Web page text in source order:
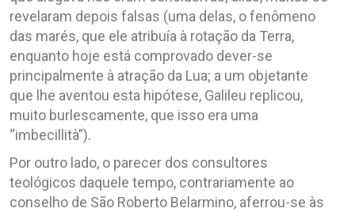
revelaram depois falsas (uma delas, o fenômeno
das marés, que ele atribuía à rotação da Terra,
enquanto hoje está comprovado dever-se
principalmente à atração da Lua; a um objetante
que lhe aventou esta hipótese, Galileu replicou,
muito burlescamente, que isso era uma
“imbecillità”).
Por outro lado, o parecer dos consultores
teológicos daquele tempo, contrariamente ao
conselho de São Roberto Belarmino, aferrou-se às